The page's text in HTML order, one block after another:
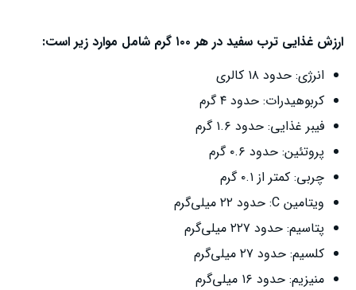
ارزش غذایی ترب سفید در هر ۱۰۰ گرم شامل موارد زیر است:
انرژی: حدود ۱۸ کالری
کربوهیدرات: حدود ۴ گرم
فیبر غذایی: حدود ۱.۶ گرم
پروتئین: حدود ۰.۶ گرم
چربی: کمتر از ۰.۱ گرم
ویتامین C: حدود ۲۲ میلی‌گرم
پتاسیم: حدود ۲۲۷ میلی‌گرم
کلسیم: حدود ۲۷ میلی‌گرم
منیزیم: حدود ۱۶ میلی‌گرم